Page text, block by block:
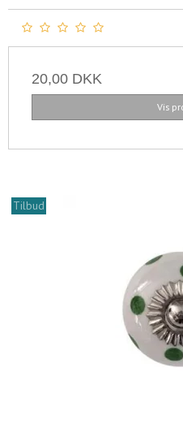
20,00 DKK
Vis
Tilbud